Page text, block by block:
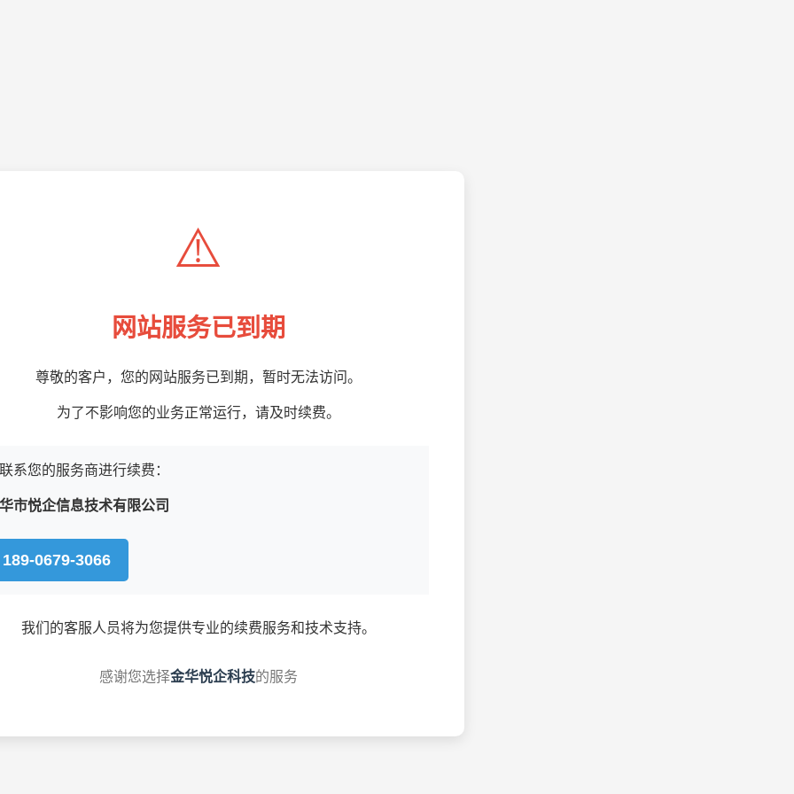
⚠️
网站服务已到期
尊敬的客户，您的网站服务已到期，暂时无法访问。
为了不影响您的业务正常运行，请及时续费。
系您的服务商进行续费：
市悦企信息技术有限公司
189-0679-3066
我们的客服人员将为您提供专业的续费服务和技术支持。
感谢您选择金华悦企科技的服务